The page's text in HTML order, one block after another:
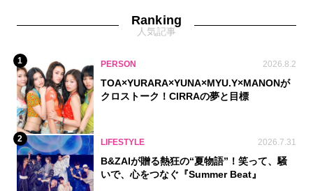
Ranking
人気記事
1 PERSON 2026.8.2
TOA×YURARA×YUNA×MYU.Y×MANONが
クロストーク！CIRRAの夢と目標
2 LIFESTYLE 2026.7.31
B&ZAIが贈る熱狂の“夏物語”！笑って、騒
いで、心をつなぐ『Summer Beat』